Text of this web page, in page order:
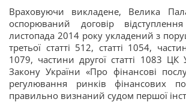
Враховуючи викладене, Велика
оспорюваний договір
листопада 2014 року укладений з
третьої статті 512, статті 1054,
1079, частини другої статті 1083 ЦК
Закону України «Про фінансові
регулювання ринків фінансових
правильно визнаний судом першої